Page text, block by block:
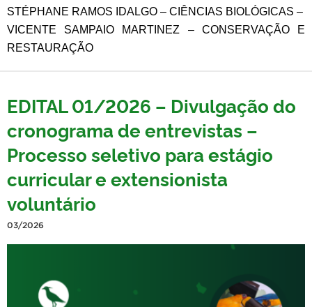
STÉPHANE RAMOS IDALGO – CIÊNCIAS BIOLÓGICAS –
VICENTE SAMPAIO MARTINEZ – CONSERVAÇÃO E
RESTAURAÇÃO
EDITAL 01/2026 – Divulgação do
cronograma de entrevistas –
Processo seletivo para estágio
curricular e extensionista
voluntário
03/2026